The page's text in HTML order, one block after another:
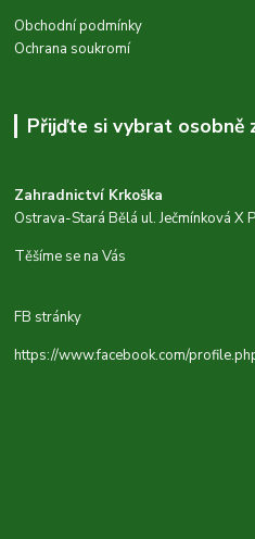
Obchodní podmínky
Ochrana soukromí
Přijďte si vybrat osobně
Zahradnictví Krkoška
Ostrava-Stará Bělá ul. Ječmínková X
Těšíme se na Vás
FB stránky
https://www.facebook.com/